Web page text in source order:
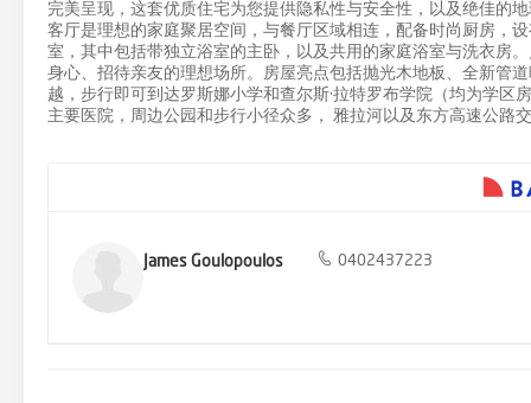
完美呈现，这套优质住宅为您提供隐私性与安全性，以及绝佳的
客厅是理想的家庭聚居空间，与餐厅区域相连，配备时尚厨房，
室，其中包括带独立浴室的主卧，以及共用的家庭浴室与洗衣房
身心、招待亲友的理想场所。房屋亮点包括抛光木地板、全新管
越，步行即可到达罗斯娜小学和查尔斯·拉特罗布学院（均为学
主要医院，周边公园和步行小径众多， 雅拉河以及东方高速公路
James Goulopoulos 0402437223